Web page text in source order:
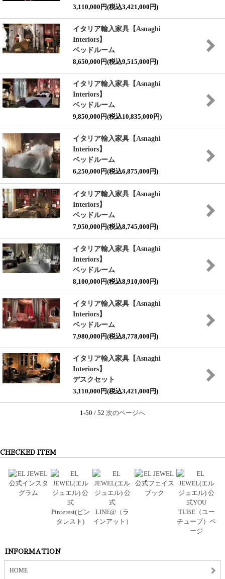
3,110,000円(税込3,421,000円)
イタリア輸入家具【Asnaghi
Interiors】
ベッドルーム
8,650,000円(税込9,515,000円)
イタリア輸入家具【Asnaghi
Interiors】
ベッドルーム
9,850,000円(税込10,835,000円)
イタリア輸入家具【Asnaghi
Interiors】
ベッドルーム
6,250,000円(税込6,875,000円)
イタリア輸入家具【Asnaghi
Interiors】
ベッドルーム
7,950,000円(税込8,745,000円)
イタリア輸入家具【Asnaghi
Interiors】
ベッドルーム
8,100,000円(税込8,910,000円)
イタリア輸入家具【Asnaghi
Interiors】
ベッドルーム
7,980,000円(税込8,778,000円)
イタリア輸入家具【Asnaghi
Interiors】
デスクセット
3,110,000円(税込3,421,000円)
1-50 / 52 次のページへ
CHECKED ITEM
INFORMATION
HOME